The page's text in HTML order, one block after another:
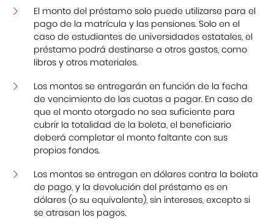
Museo de la Inmigración Japonesa
Fondo Editorial
Teatro Peruano Japonés
El monto del préstamo solo puede utilizarse para el
pago de la matrícula y las pensiones. Solo en el
caso de estudiantes de universidades estatales, el
préstamo podrá destinarse a otros gastos, como
libros y otros materiales.
Los montos se entregarán en función de la fecha
de vencimiento de las cuotas a pagar. En caso de
que el monto otorgado no sea suficiente para
cubrir la totalidad de la boleta, el beneficiario
deberá completar el monto faltante con sus
propios fondos.
Los montos se entregan en dólares contra la boleta
de pago, y la devolución del préstamo es en
dólares (o su equivalente), sin intereses, excepto si
se atrasan los pagos.